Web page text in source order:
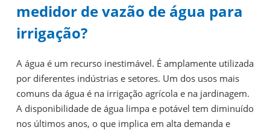
medidor de vazão de água para
irrigação?
A água é um recurso inestimável. É amplamente utilizada
por diferentes indústrias e setores. Um dos usos mais
comuns da água é na irrigação agrícola e na jardinagem.
A disponibilidade de água limpa e potável tem diminuído
nos últimos anos, o que implica em alta demanda e